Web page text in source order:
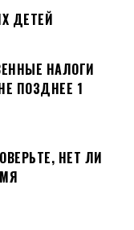
ДЕТЕЙ
НАЛОГИ
ПОЗДНЕЕ 1
НЕТ ЛИ